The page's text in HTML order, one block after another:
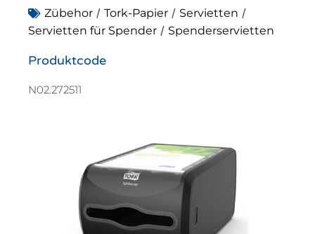
Zübehor / Tork-Papier / Servietten /
Servietten für Spender / Spenderservietten
Produktcode
N02.272511